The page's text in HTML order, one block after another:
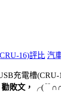
16)評比 汽
充電槽(CRU-
敗文，